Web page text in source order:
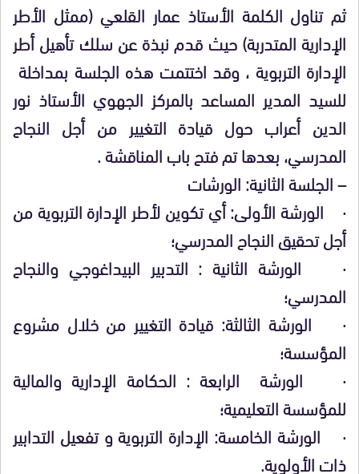
ثم تناول الكلمة الأستاذ عمار القلعي (ممثل الأطر
الإدارية المتدربة) حيث قدم نبذة عن سلك تأهيل أطر
الإدارة التربوية ، وقد اختتمت هذه الجلسة بمداخلة
للسيد المدير المساعد بالمركز الجهوي الأستاذ نور
الدين أعراب حول قيادة التغيير من أجل النجاح
المدرسي، بعدها تم فتح باب المناقشة .
– الجلسة الثانية: الورشات
· الورشة الأولى: أي تكوين لأطر الإدارة التربوية من
أجل تحقيق النجاح المدرسي؛
· الورشة الثانية : التدبير البيداغوجي والنجاح
المدرسي؛
· الورشة الثالثة: قيادة التغيير من خلال مشروع
المؤسسة؛
· الورشة الرابعة : الحكامة الإدارية والمالية
للمؤسسة التعليمية؛
· الورشة الخامسة: الإدارة التربوية و تفعيل التدابير
ذات الأولوية.